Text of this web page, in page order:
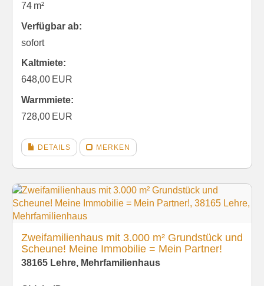
74 m²
Verfügbar ab:
sofort
Kaltmiete:
648,00 EUR
Warmmiete:
728,00 EUR
DETAILS MERKEN
Zweifamilienhaus mit 3.000 m² Grundstück und
Scheune! Meine Immobilie = Mein Partner!
38165 Lehre, Mehrfamilienhaus